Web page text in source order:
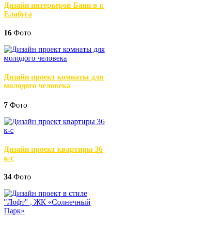
Дизайн интерьеров Бани в г.
Елабуга
16 Фото
Дизайн проект комнаты для
молодого человека
7 Фото
Дизайн проект квартиры 36
к-с
34 Фото